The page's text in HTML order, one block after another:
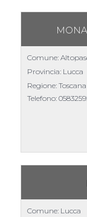
Comune:
Provincia: Lucca
Regione: Toscana
Telefono:
Comune: Lucca